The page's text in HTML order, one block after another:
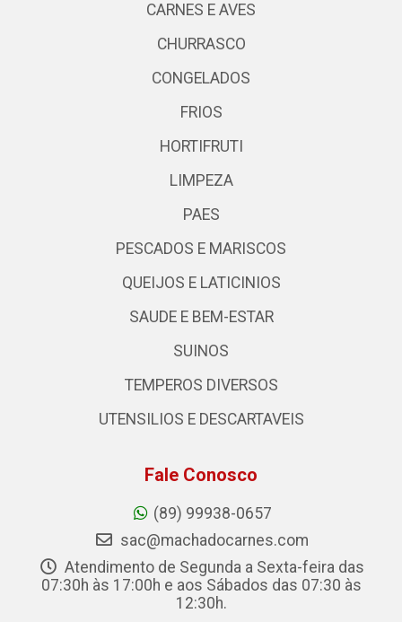
CARNES E AVES
CHURRASCO
CONGELADOS
FRIOS
HORTIFRUTI
LIMPEZA
PAES
PESCADOS E MARISCOS
QUEIJOS E LATICINIOS
SAUDE E BEM-ESTAR
SUINOS
TEMPEROS DIVERSOS
UTENSILIOS E DESCARTAVEIS
Fale Conosco
(89) 99938-0657
sac@machadocarnes.com
Atendimento de Segunda a Sexta-feira das
07:30h às 17:00h e aos Sábados das 07:30 às
12:30h.